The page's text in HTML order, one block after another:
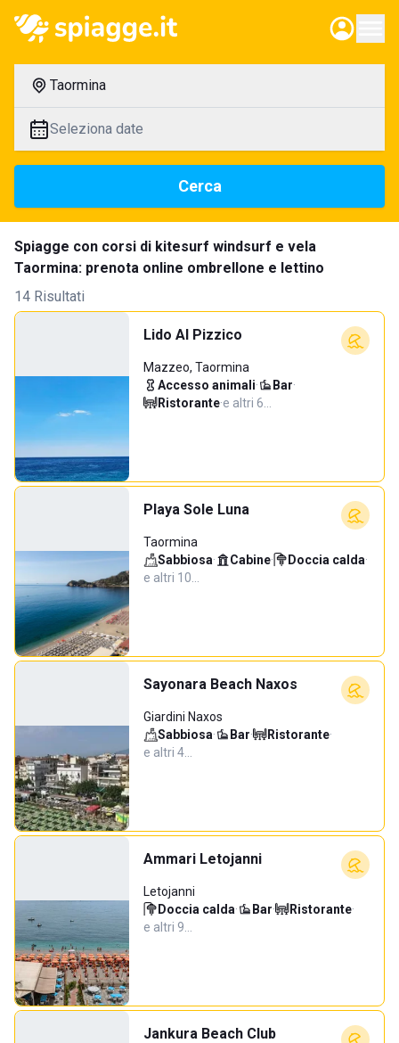
Taormina
Seleziona date
Cerca
Spiagge con corsi di kitesurf windsurf e vela
Taormina: prenota online ombrellone e lettino
14 Risultati
Lido Al Pizzico
Mazzeo, Taormina
Accesso animali· Bar·
Ristorante·e altri 6…
Playa Sole Luna
Taormina
Sabbiosa· Cabine· Doccia calda·
e altri 10…
Sayonara Beach Naxos
Giardini Naxos
Sabbiosa· Bar· Ristorante·
e altri 4…
Ammari Letojanni
Letojanni
Doccia calda· Bar· Ristorante·
e altri 9…
Jankura Beach Club